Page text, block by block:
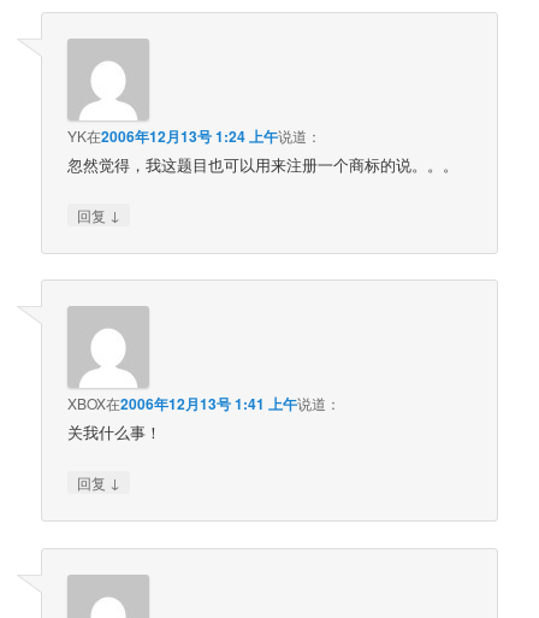
YK在2006年12月13号 1:24 上午说道：
忽然觉得，我这题目也可以用来注册一个商标的说。。。
回复 ↓
XBOX在2006年12月13号 1:41 上午说道：
关我什么事！
回复 ↓